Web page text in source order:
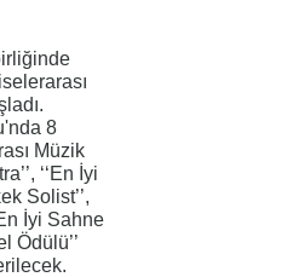
8
Müzik
‘‘En İyi
Solist’’,
İyi Sahne
Ödülü’’